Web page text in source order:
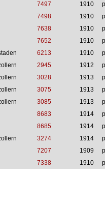
7497 1910
7498 1910
7638 1910
7652 1910
6213 1910
2945 1912
3028 1913
3075 1913
3085 1913
8683 1914
8685 1914
3274 1914
7207 1909
7338 1910